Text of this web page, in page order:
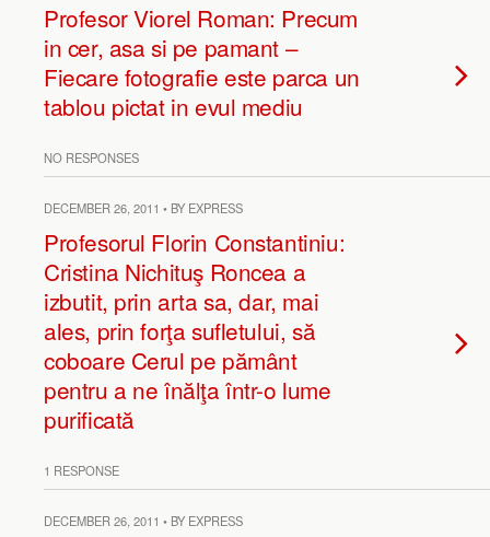
Profesor Viorel Roman: Precum
in cer, asa si pe pamant –
Fiecare fotografie este parca un
tablou pictat in evul mediu
NO RESPONSES
DECEMBER 26, 2011 • BY EXPRESS
Profesorul Florin Constantiniu:
Cristina Nichituş Roncea a
izbutit, prin arta sa, dar, mai
ales, prin forţa sufletului, să
coboare Cerul pe pământ
pentru a ne înălţa într-o lume
purificată
1 RESPONSE
DECEMBER 26, 2011 • BY EXPRESS